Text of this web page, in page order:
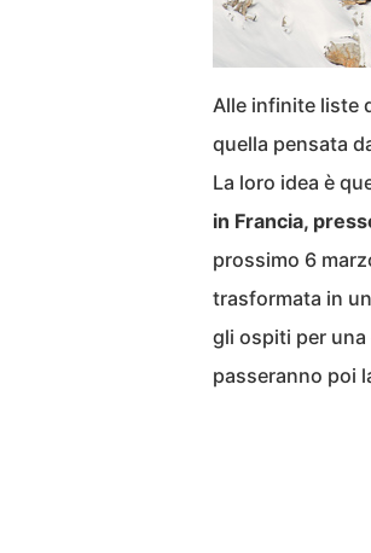
Alle infinite liste
quella pensata
La loro idea è
in Francia,
prossimo 6
trasformata in
gli ospiti per
passeranno poi